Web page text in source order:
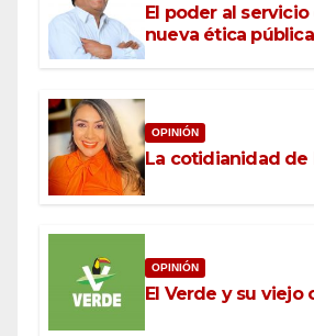
El poder al
nueva ética
OPINIÓN
La cotidianidad de
OPINIÓN
El Verde y su viejo